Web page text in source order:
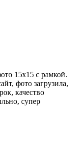
15х15 с рамкой.
фото загрузила,
качество
супер